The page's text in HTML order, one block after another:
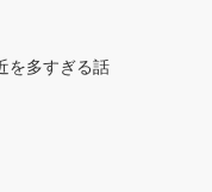
を多すぎる話